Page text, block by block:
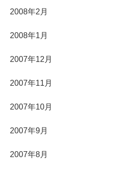
2008年2月
2008年1月
2007年12月
2007年11月
2007年10月
2007年9月
2007年8月